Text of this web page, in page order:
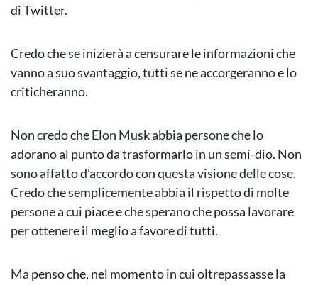
di Twitter.
Credo che se inizierà a censurare le informazioni che
vanno a suo svantaggio, tutti se ne accorgeranno e lo
criticheranno.
Non credo che Elon Musk abbia persone che lo
adorano al punto da trasformarlo in un semi-dio. Non
sono affatto d’accordo con questa visione delle cose.
Credo che semplicemente abbia il rispetto di molte
persone a cui piace e che sperano che possa lavorare
per ottenere il meglio a favore di tutti.
Ma penso che, nel momento in cui oltrepassasse la